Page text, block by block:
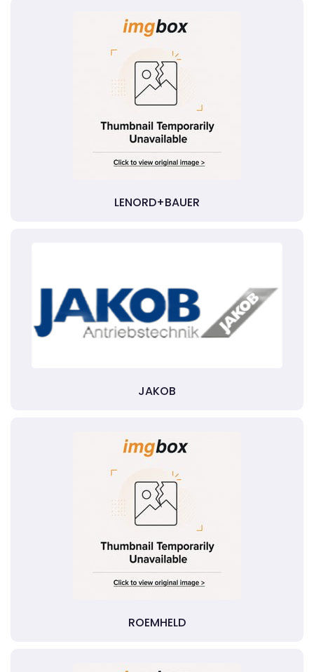
LENORD+BAUER
JAKOB
ROEMHELD